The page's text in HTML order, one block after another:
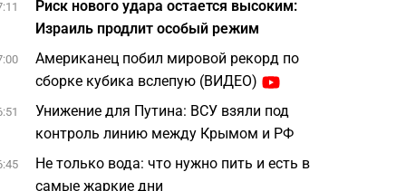
Риск нового удара остается высоким:
Израиль продлит особый режим
Американец побил мировой рекорд по
сборке кубика вслепую (ВИДЕО)
Унижение для Путина: ВСУ взяли под
контроль линию между Крымом и РФ
Не только вода: что нужно пить и есть в
самые жаркие дни